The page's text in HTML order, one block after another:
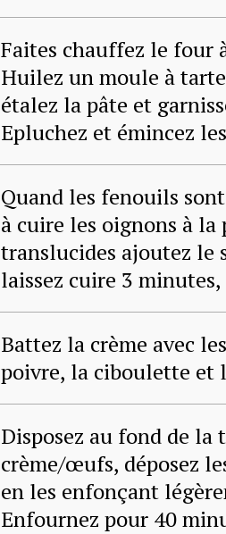
Faites chauffez le four
Huilez un moule à
étalez la pâte et
Epluchez et émincez
Quand les fenouils
à cuire les oignons à
translucides ajoutez le
laissez cuire 3
Battez la crème avec
poivre, la ciboulette et
Disposez au fond de la
crème/œufs, déposez
en les enfonçant
Enfournez pour 40